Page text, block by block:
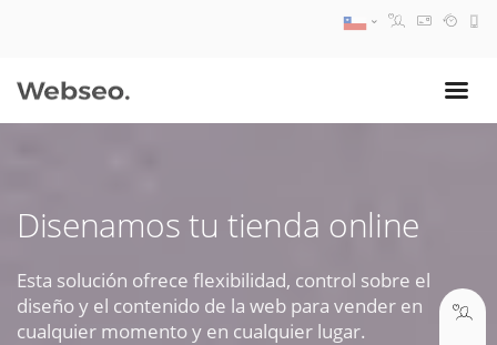
Disenamos tu tienda online
Esta solución ofrece flexibilidad, control sobre el
diseño y el contenido de la web para vender en
cualquier momento y en cualquier lugar.
09:30 AM A 18:30 PM
soporte@webseo.cl